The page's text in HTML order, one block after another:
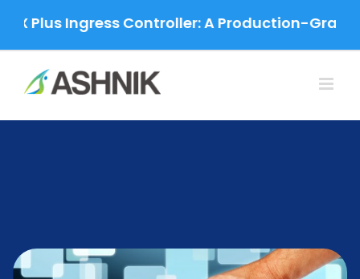
content
Ingress Controller: A Production-Grade